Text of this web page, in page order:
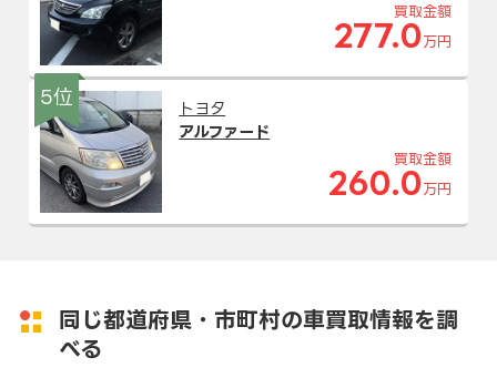
買取金額
277.0 万円
5位
トヨタ
アルファード
買取金額
260.0 万円
同じ都道府県・市町村の車買取情報を調
べる